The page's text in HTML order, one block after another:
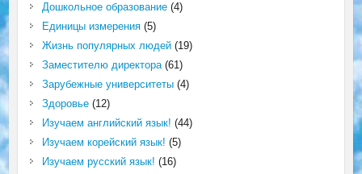
Дошкольное образование(4)
Единицы измерения(5)
Жизнь популярных людей(19)
Заместителю директора(61)
Зарубежные университеты(4)
Здоровье(12)
Изучаем английский язык! (44)
Изучаем корейский язык! (5)
Изучаем русский язык! (16)